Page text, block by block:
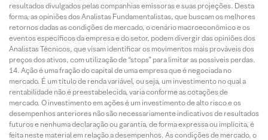
resultados divulgados pelas companhias emissoras e suas projeções. Desta
forma, as opiniões dos Analistas Fundamentalistas, que buscam os melhores
retornos dadas as condições de mercado, o cenário macroeconômico e os
eventos específicos da empresa e do setor, podem divergir das opiniões dos
Analistas Técnicos, que visam identificar os movimentos mais prováveis dos
preços dos ativos, com utilização de “stops” para limitar as possíveis perdas.
Ação é uma fração do capital de uma empresa que é negociada no
mercado. É um título de renda variável, ou seja, um investimento no qual a
rentabilidade não é preestabelecida, varia conforme as cotações de
mercado. O investimento em ações é um investimento de alto risco e os
desempenhos anteriores não são necessariamente indicativos de resultados
futuros e nenhuma declaração ou garantia, de forma expressa ou implícita, é
feita neste material em relação a desempenhos. As condições de mercado, o